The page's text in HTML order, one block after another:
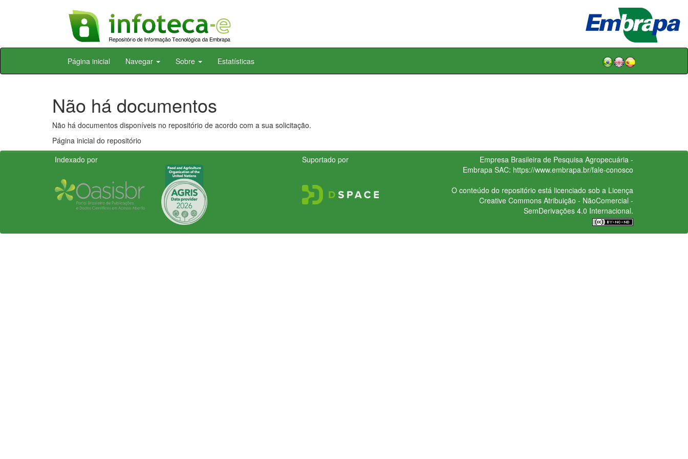
Skip
Página inicial Navegar Sobre Estatísticas
Não há documentos
Não há documentos disponíveis no repositório de acordo com a sua solicitação.
Página inicial do repositório
Indexado por
Suportado por
Empresa Brasileira de Pesquisa Agropecuária -
Embrapa SAC: https://www.embrapa.br/fale-conosco
O conteúdo do repositório está licenciado sob a Licença
Creative CommonsAtribuição - NãoComercial -
SemDerivações 4.0 Internacional.